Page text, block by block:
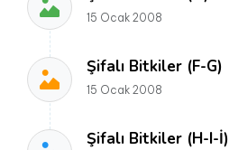
15 Ocak 2008
Şifalı Bitkiler (F-G)
15 Ocak 2008
Şifalı Bitkiler (H-I-İ)